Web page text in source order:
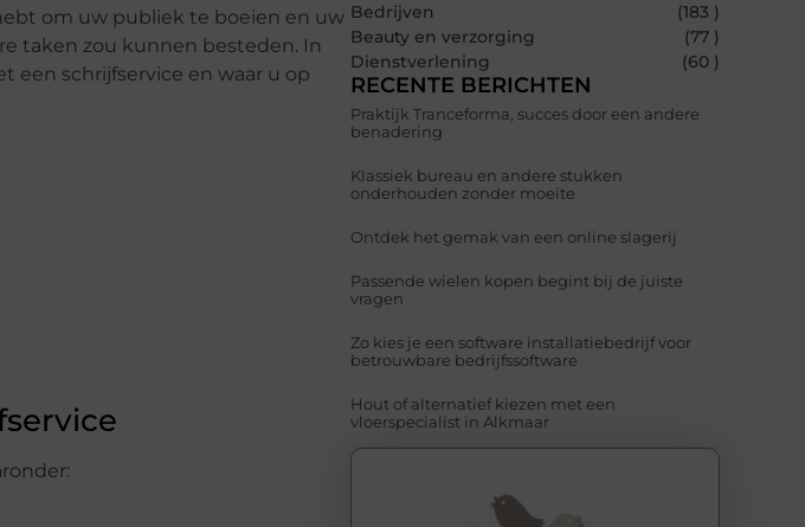
om uw publiek te boeien en uw
taken zou kunnen besteden. In
een schrijfservice en waar u op
Bedrijven
(183 )
Beauty en verzorging
(77 )
Dienstverlening
(60 )
RECENTE BERICHTEN
Praktijk Tranceforma, succes door een andere
benadering
Klassiek bureau en andere stukken
onderhouden zonder moeite
Ontdek het gemak van een online slagerij
Passende wielen kopen begint bij de juiste
vragen
Zo kies je een software installatiebedrijf voor
betrouwbare bedrijfssoftware
Hout of alternatief kiezen met een
vloerspecialist in Alkmaar